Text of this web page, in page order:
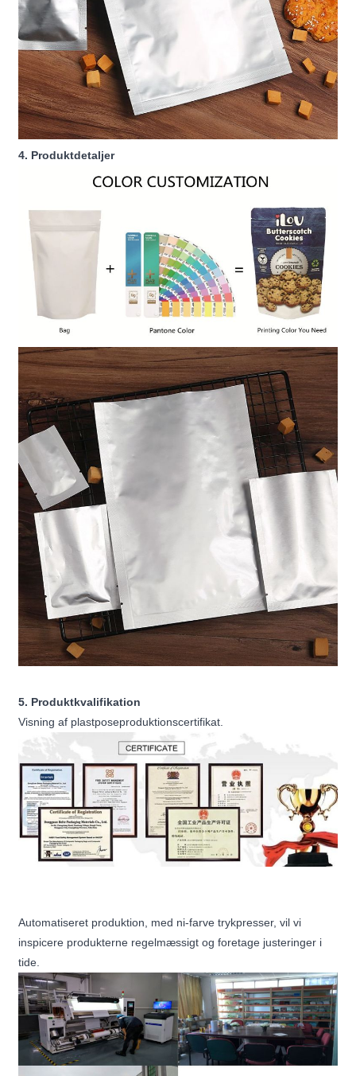
4. Produktdetaljer
5. Produktkvalifikation
Visning af plastposeproduktionscertifikat.
Automatiseret produktion, med ni-farve trykpresser, vil vi
inspicere produkterne regelmæssigt og foretage justeringer i
tide.